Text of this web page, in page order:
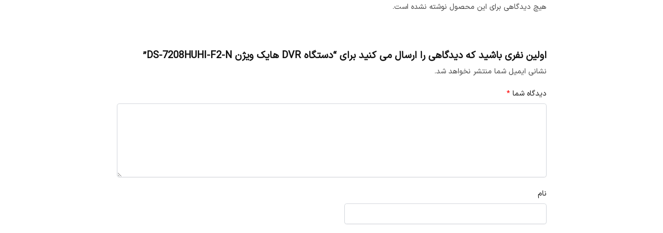
هیچ دیدگاهی برای این محصول نوشته نشده است.
اولین نفری باشید که دیدگاهی را ارسال می کنید برای “دستگاه DVR هایک ویژن DS-7208HUHI-F2-N”
نشانی ایمیل شما منتشر نخواهد شد.
دیدگاه شما*
نام